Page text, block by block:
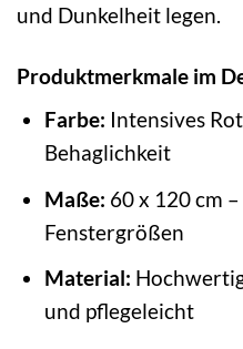
und Dunkelheit legen.
Produktmerkmale im
Farbe: Intensives
Behaglichkeit
Maße: 60 x 120 cm
Fenstergrößen
Material:
und pflegeleicht